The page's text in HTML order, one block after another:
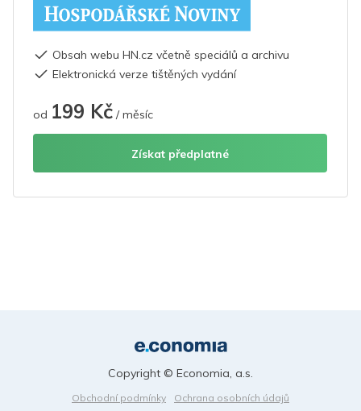
Obsah webu HN.cz včetně speciálů a archivu
Elektronická verze tištěných vydání
od 199 Kč / měsíc
Získat předplatné
Obchodní podmínky
Ochrana osobních údajů
Copyright © Economia, a.s.